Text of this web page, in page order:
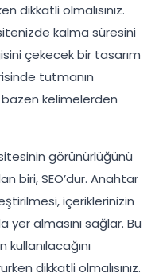
dikkatli olmalısınız.
kalma süresini
çekecek bir tasarım
tutmanın
bazen kelimelerden
görünürlüğünü
biri, SEO’dur. Anahtar
içeriklerinizin
almasını sağlar. Bu
dikkatli olmalısınız.